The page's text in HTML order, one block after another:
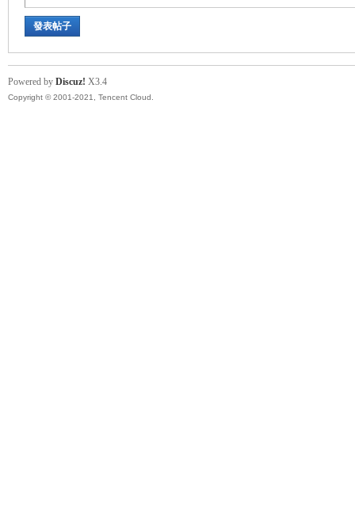
發表帖子
Powered by Discuz! X3.4
Copyright © 2001-2021, Tencent Cloud.